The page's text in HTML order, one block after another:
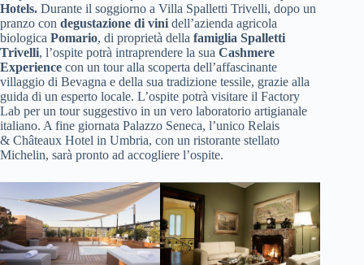
Hotels. Durante il soggiorno a Villa Spalletti Trivelli, dopo un
pranzo con degustazione di vini dell’azienda agricola
biologica Pomario, di proprietà della famiglia Spalletti
Trivelli, l’ospite potrà intraprendere la sua Cashmere
Experience con un tour alla scoperta dell’affascinante
villaggio di Bevagna e della sua tradizione tessile, grazie alla
guida di un esperto locale. L’ospite potrà visitare il Factory
Lab per un tour suggestivo in un vero laboratorio artigianale
italiano. A fine giornata Palazzo Seneca, l’unico Relais
& Châteaux Hotel in Umbria, con un ristorante stellato
Michelin, sarà pronto ad accogliere l’ospite.